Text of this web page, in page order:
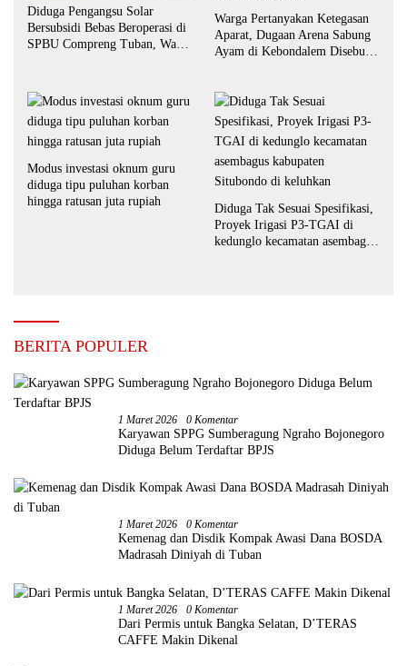
Diduga Pengangsu Solar
Bersubsidi Bebas Beroperasi di
SPBU Compreng Tuban, Warga
Warga Pertanyakan Ketegasan
Aparat, Dugaan Arena Sabung
Ayam di Kebondalem Disebut
Modus investasi oknum guru
diduga tipu puluhan korban
hingga ratusan juta rupiah
Diduga Tak Sesuai Spesifikasi,
Proyek Irigasi P3-TGAI di
kedunglo kecamatan asembagus
BERITA POPULER
1 Maret 2026 0 Komentar
Karyawan SPPG Sumberagung Ngraho Bojonegoro
Diduga Belum Terdaftar BPJS
1 Maret 2026 0 Komentar
Kemenag dan Disdik Kompak Awasi Dana BOSDA
Madrasah Diniyah di Tuban
1 Maret 2026 0 Komentar
Dari Permis untuk Bangka Selatan, D’TERAS
CAFFE Makin Dikenal